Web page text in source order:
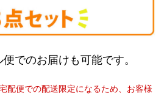
でのお届けも可能です。
配便での配送限定になるため、お客様